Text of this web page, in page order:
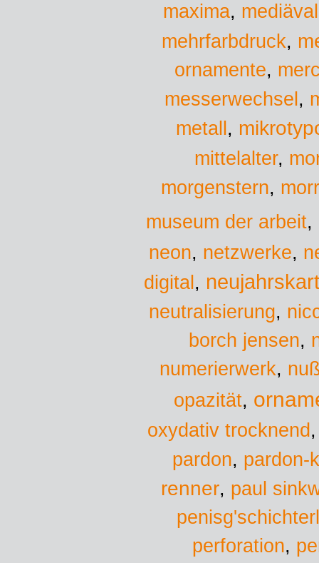
maxima,
mehrfarbdruck,
ornamente,
messerwechsel ,
metall ,
mittelalter,
morgenstern,
museum der arbeit,
neon, netzwerke,
digital ,
neutralisierung,
borch jensen,
numerierwerk,
opazität,
oxydativ trocknend
pardon, pardon-
renner, paul
perforation,